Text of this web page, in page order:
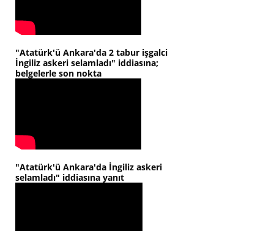
"Atatürk'ü Ankara'da 2 tabur işgalci
İngiliz askeri selamladı" iddiasına;
belgelerle son nokta
"Atatürk'ü Ankara'da İngiliz askeri
selamladı" iddiasına yanıt